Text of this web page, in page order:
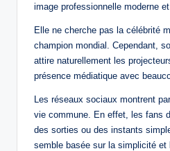
image professionnelle moderne et
Elle ne cherche pas la célébrité
champion mondial. Cependant,
attire naturellement les
présence médiatique avec
Les réseaux sociaux montrent
vie commune. En effet, les fans
des sorties ou des instants
semble basée sur la simplicité et